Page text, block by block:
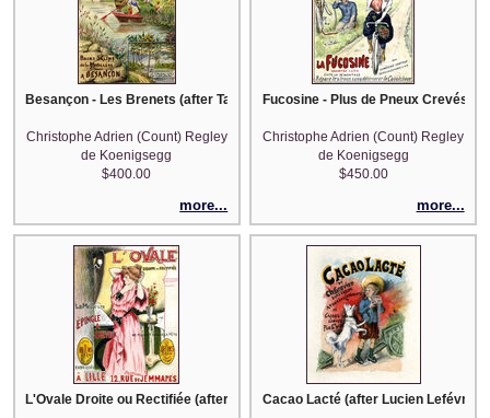
Besançon - Les Brenets (after Tanconville)
Christophe Adrien (Count) Regley
de Koenigsegg
$400.00
more...
Fucosine - Plus de Pneux Crevés!
Christophe Adrien (Count) Regley
de Koenigsegg
$450.00
more...
L'Ovale Droite ou Rectifiée (after Henri Boulanger Gray)
Cacao Lacté (after Lucien Lefévre)